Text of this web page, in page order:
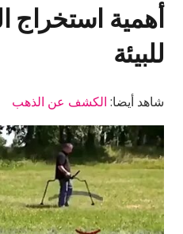
أهمية استخراج
للبيئة
شاهد أيضا: الكشف عن الذهب